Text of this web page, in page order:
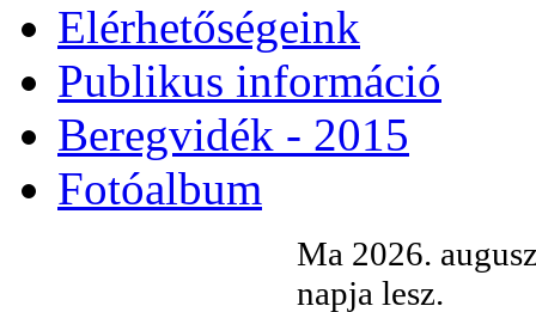
Elérhetőségeink
Publikus információ
Beregvidék - 2015
Fotóalbum
Ma 2026.
napja lesz.